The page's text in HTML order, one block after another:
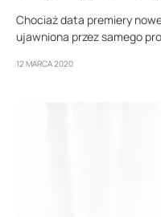
Chociaż data premiery
ujawniona przez samego
12 MARCA 2020